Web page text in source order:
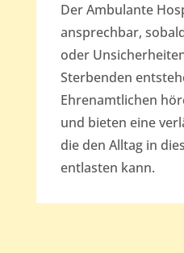
Der Ambulante
ansprechbar,
oder
Sterbenden
Ehrenamtlichen
und bieten eine
die den Alltag in
entlasten kann.